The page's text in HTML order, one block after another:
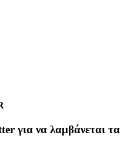
για να λαμβάνεται τα